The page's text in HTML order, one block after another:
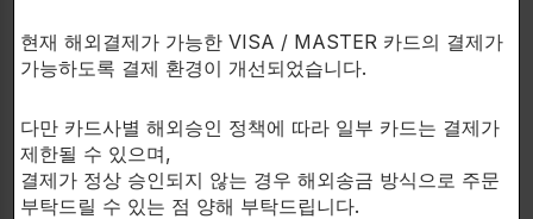
이 작용은 근육량과 근력의 놀라운 증가를 가져옵니다.
마돌은 방향족화 과정을 거치지 않으며, 이는 에스트로
겐 효과(수분 보유, 여성화부작용)와 관련된 부정적인
부작용의 대부분을 야기합니다.
현재 해외결제가 가능한 VISA / MASTER 카드의 결제가
가능하도록 결제 환경이 개선되었습니다.
다만 카드사별 해외승인 정책에 따라 일부 카드는 결제가
제한될 수 있으며,
결제가 정상 승인되지 않는 경우 해외송금 방식으로 주문
부탁드릴 수 있는 점 양해 부탁드립니다.